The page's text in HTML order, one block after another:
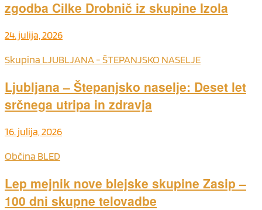
zgodba Cilke Drobnič iz skupine Izola
24. julija, 2026
Skupina LJUBLJANA - ŠTEPANJSKO NASELJE
Ljubljana – Štepanjsko naselje: Deset let
srčnega utripa in zdravja
16. julija, 2026
Občina BLED
Lep mejnik nove blejske skupine Zasip –
100 dni skupne telovadbe